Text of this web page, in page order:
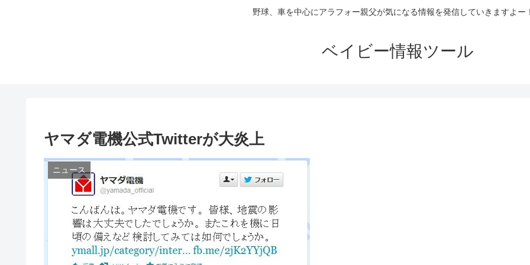
野球、車を中心にアラフォー親父が気になる情報を発信していきますよー
ベイビー情報ツール
ヤマダ電機公式Twitterが大炎上
ニュース